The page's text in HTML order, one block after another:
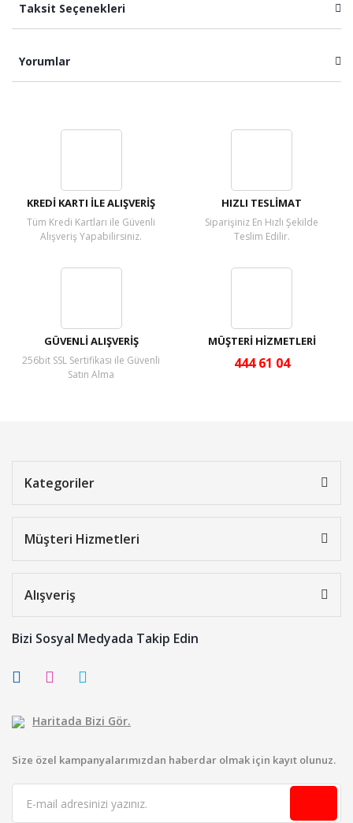
Taksit Seçenekleri
Yorumlar
KREDİ KARTI İLE ALIŞVERİŞ
Tüm Kredi Kartları ile Güvenli
Alışveriş Yapabilirsiniz.
HIZLI TESLİMAT
Siparişiniz En Hızlı Şekilde
Teslim Edilir.
GÜVENLİ ALIŞVERİŞ
256bit SSL Sertifikası ile Güvenli
Satın Alma
MÜŞTERİ HİZMETLERİ
444 61 04
Kategoriler
Müşteri Hizmetleri
Alışveriş
Bizi Sosyal Medyada Takip Edin
Haritada Bizi Gör.
Size özel kampanyalarımızdan haberdar olmak için kayıt olunuz.